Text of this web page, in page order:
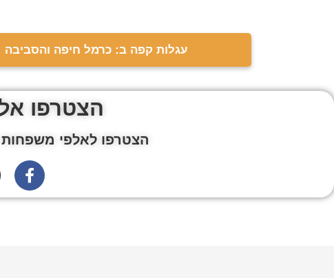
עגלות קפה ב: כרמל חיפה והסביבה
הצטרפו
הצטרפו לאלפי